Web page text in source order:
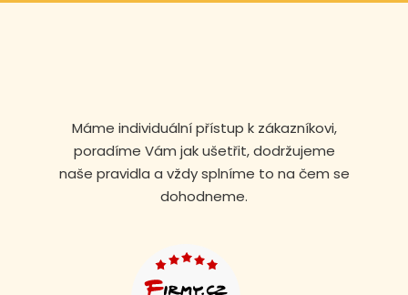
Máme individuální přístup k zákazníkovi,
poradíme Vám jak ušetřit, dodržujeme
naše pravidla a vždy splníme to na čem se
dohodneme.